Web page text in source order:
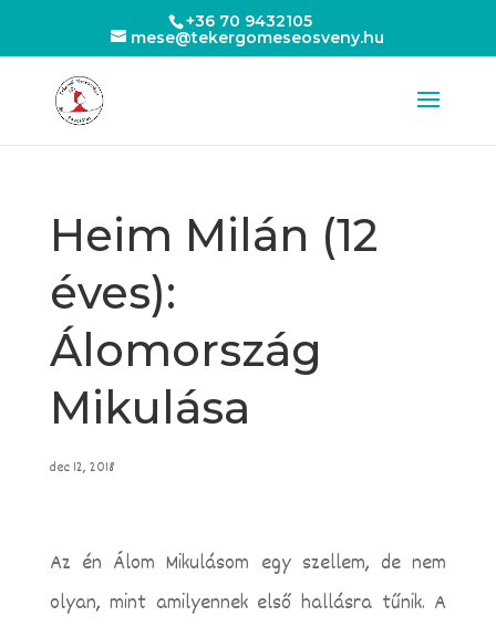
+36 70 9432105
mese@tekergomeseosveny.hu
Heim Milán (12
éves):
Álomország
Mikulása
dec 12, 2018
Az én Álom Mikulásom egy szellem, de nem
olyan, mint amilyennek első hallásra tűnik. A